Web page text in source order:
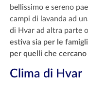
bellissimo e sereno
campi di lavanda ad
di Hvar ad altra parte
estiva sia per le
per quelli che
Clima di Hvar